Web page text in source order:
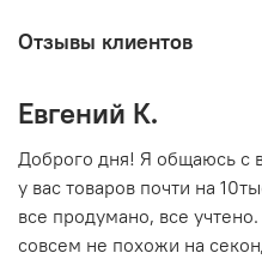
Отзывы клиентов
Евгений К.
Доброго дня! Я общаюсь с
у вас товаров почти на
все продумано, все
совсем не похожи на